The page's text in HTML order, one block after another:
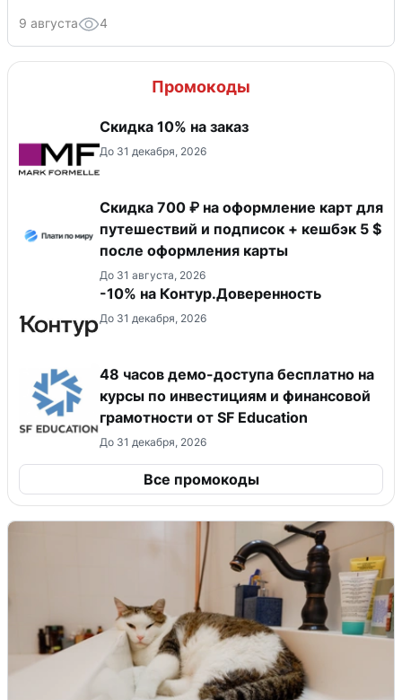
9 августа 4
Промокоды
Скидка 10% на заказ
До 31 декабря, 2026
Скидка 700 ₽ на оформление карт для
путешествий и подписок + кешбэк 5 $
после оформления карты
До 31 августа, 2026
-10% на Контур.Доверенность
До 31 декабря, 2026
48 часов демо-доступа бесплатно на
курсы по инвестициям и финансовой
грамотности от SF Education
До 31 декабря, 2026
Все промокоды